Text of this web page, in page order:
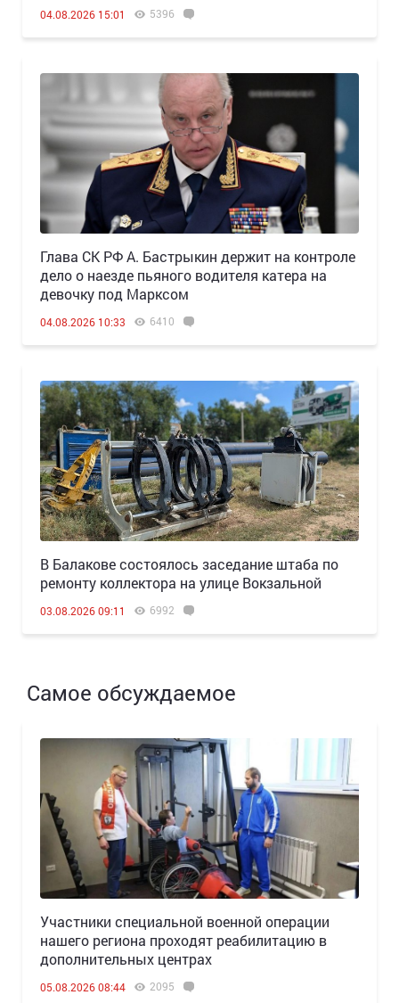
04.08.2026 15:01 5396
Глава СК РФ А. Бастрыкин держит на контроле
дело о наезде пьяного водителя катера на
девочку под Марксом
04.08.2026 10:33 6410
В Балакове состоялось заседание штаба по
ремонту коллектора на улице Вокзальной
03.08.2026 09:11 6992
Самое обсуждаемое
Участники специальной военной операции
нашего региона проходят реабилитацию в
дополнительных центрах
05.08.2026 08:44 2095